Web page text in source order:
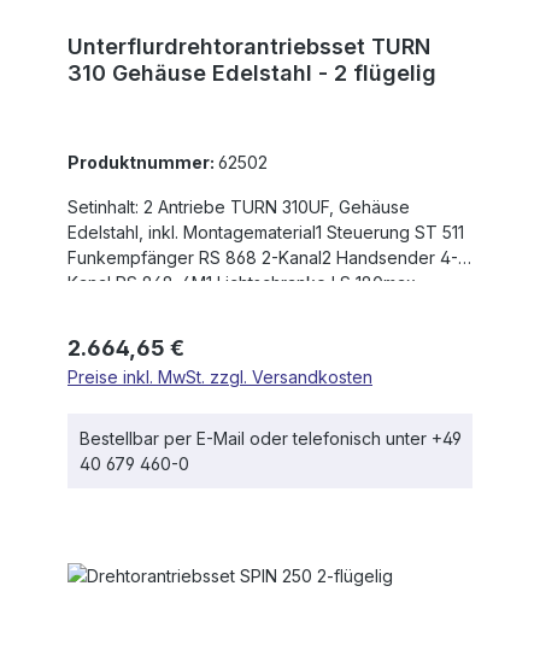
Unterflurdrehtorantriebsset TURN
310 Gehäuse Edelstahl - 2 flügelig
Produktnummer: 62502
Setinhalt: 2 Antriebe TURN 310UF, Gehäuse
Edelstahl, inkl. Montagematerial1 Steuerung ST 511
Funkempfänger RS 868 2-Kanal2 Handsender 4-
Kanal RS 868-4M1 Lichtschranke LS 180max.
erforderlich) Einschaltdauer nach Betriebsart S3:
30 %Öffnungswinkel: 110Â°Integrierte,
und ZUNotentriegelung beidseitig mit
SteckschlüsselAusbau ohne Demontage des
Flügelbreiten sind für winddurchlässige Füllungen
und nicht steigende Tore angegeben!Bestellbar
Regulärer Preis:
2.664,65 €
Preise inkl. MwSt. zzgl. Versandkosten
Bestellbar per E-Mail oder telefonisch unter +49
40 679 460-0